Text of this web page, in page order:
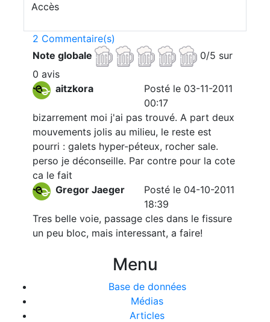
Accès
2 Commentaire(s)
Note globale
0/5 sur
0 avis
aitzkora
Posté le 03-11-2011
00:17
bizarrement moi j'ai pas trouvé. A part deux
mouvements jolis au milieu, le reste est
pourri : galets hyper-péteux, rocher sale.
perso je déconseille. Par contre pour la cote
ca le fait
Gregor Jaeger
Posté le 04-10-2011
18:39
Tres belle voie, passage cles dans le fissure
un peu bloc, mais interessant, a faire!
Menu
Base de données
Médias
Articles